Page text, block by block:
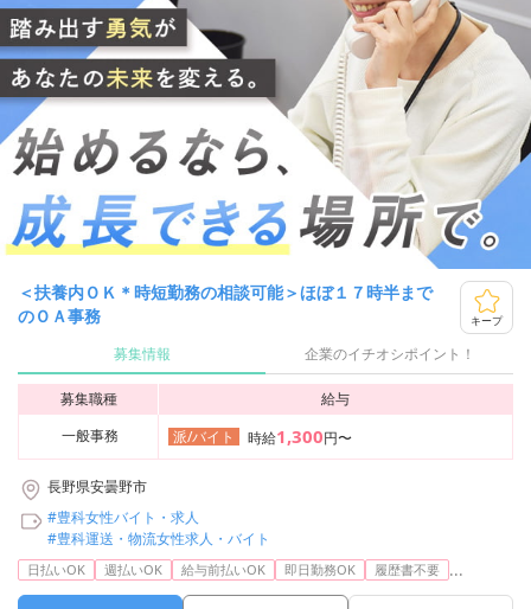
＜扶養内ＯＫ＊時短勤務の相談可能＞ほぼ１７時半まで
のＯＡ事務
キープ
募集情報 企業のイチオシポイント！
募集職種
給与
一般事務
派/バイト 時給1,300円〜
長野県安曇野市
#豊科女性バイト・求人
#豊科運送・物流女性求人・バイト
日払いOK 週払いOK 給与前払いOK 即日勤務OK 履歴書不要 ...